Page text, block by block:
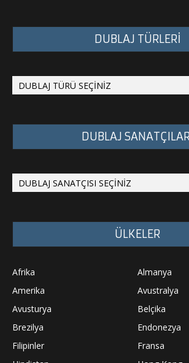
DUBLAJ TÜRLERİ
DUBLAJ
ÜLKELER
Afrika
Almanya
Amerika
Avustralya
Avusturya
Belçika
Brezilya
Endonezya
Filipinler
Fransa